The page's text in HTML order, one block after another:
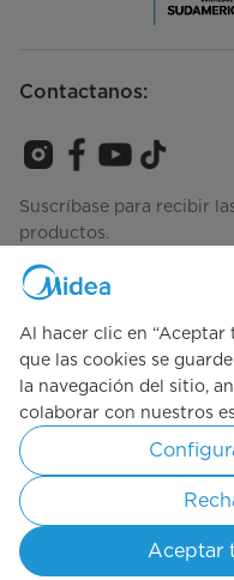
Contactanos:
Suscríbase para recibir
productos.
Consulta cómo
Copyright © 2025 Midea,
Términos de Uso Políticas de
Al hacer clic en “Aceptar
que las cookies se
la navegación del sitio,
colaborar con nuestros
Aceptar